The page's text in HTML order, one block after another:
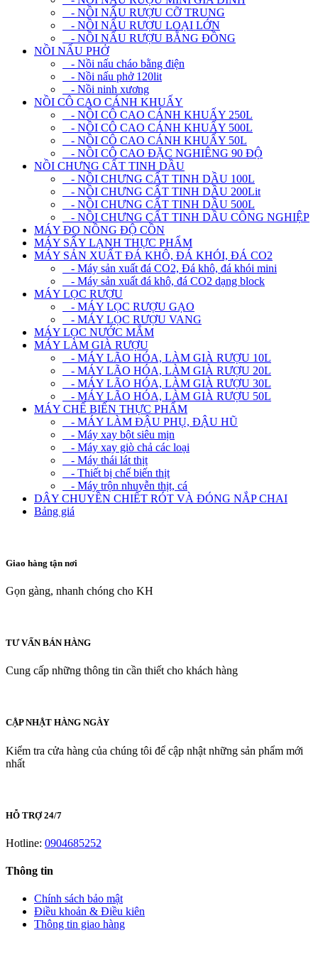
- NỒI NẤU RƯỢU CỠ TRUNG
- NỒI NẤU RƯỢU LOẠI LỚN
- NỒI NẤU RƯỢU BẰNG ĐỒNG
NỒI NẤU PHỞ
- Nồi nấu cháo bằng điện
- Nồi nấu phở 120lit
- Nồi ninh xương
NỒI CÔ CAO CÁNH KHUẤY
- NỒI CÔ CAO CÁNH KHUẤY 250L
- NỒI CÔ CAO CÁNH KHUẤY 500L
- NỒI CÔ CAO CÁNH KHUẤY 50L
- NỒI CÔ CAO ĐẶC NGHIÊNG 90 ĐỘ
NỒI CHƯNG CẤT TINH DẦU
- NỒI CHƯNG CẤT TINH DẦU 100L
- NỒI CHƯNG CẤT TINH DẦU 200Lit
- NỒI CHƯNG CẤT TINH DẦU 500L
- NỒI CHƯNG CẤT TINH DẦU CÔNG NGHIỆP
MÁY ĐO NỒNG ĐỘ CỒN
MÁY SẤY LẠNH THỰC PHẨM
MÁY SẢN XUẤT ĐÁ KHÔ, ĐÁ KHÓI, ĐÁ CO2
- Máy sản xuất đá CO2, Đá khô, đá khói mini
- Máy sản xuất đá khô, đá CO2 dạng block
MÁY LỌC RƯỢU
- MÁY LỌC RƯỢU GẠO
- MÁY LỌC RƯỢU VANG
MÁY LỌC NƯỚC MẮM
MÁY LÀM GIÀ RƯỢU
- MÁY LÃO HÓA, LÀM GIÀ RƯỢU 10L
- MÁY LÃO HÓA, LÀM GIÀ RƯỢU 20L
- MÁY LÃO HÓA, LÀM GIÀ RƯỢU 30L
- MÁY LÃO HÓA, LÀM GIÀ RƯỢU 50L
MÁY CHẾ BIẾN THỰC PHẨM
- MÁY LÀM ĐẬU PHỤ, ĐẬU HŨ
- Máy xay bột siêu mịn
- Máy xay giò chả các loại
- Máy thái lát thịt
- Thiết bị chế biến thịt
- Máy trộn nhuyễn thịt, cá
DÂY CHUYỀN CHIẾT RÓT VÀ ĐÓNG NẮP CHAI
Bảng giá
Giao hàng tận nơi
Gọn gàng, nhanh chóng cho KH
TƯ VẤN BÁN HÀNG
Cung cấp những thông tin cần thiết cho khách hàng
CẬP NHẬT HÀNG NGÀY
Kiểm tra cửa hàng của chúng tôi để cập nhật những sản phẩm mới
nhất
HỖ TRỢ 24/7
Hotline: 0904685252
Thông tin
Chính sách bảo mật
Điều khoản & Điều kiên
Thông tin giao hàng